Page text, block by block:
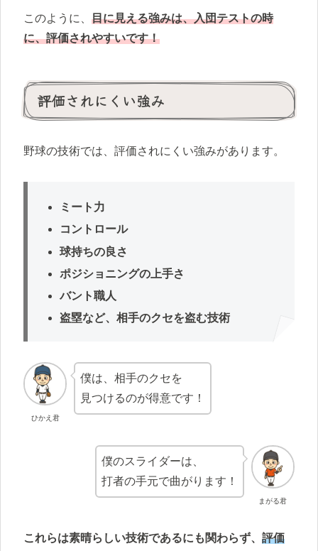
このように、 目に見える強みは、入団テストの時
に、評価されやすいです！
評価されにくい強み
野球の技術では、評価されにくい強みがあります。
ミート力
コントロール
球持ちの良さ
ポジショニングの上手さ
バント職人
盗塁など、相手のクセを盗む技術
ひかえ君
僕は、相手のクセを
見つけるのが得意です！
まがる君
僕のスライダーは、
打者の手元で曲がります！
これらは素晴らしい技術であるにも関わらず、 評価